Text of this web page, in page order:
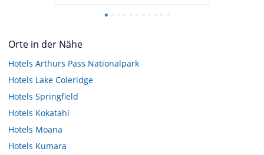
Orte in der Nähe
Hotels Arthurs Pass Nationalpark
Hotels Lake Coleridge
Hotels Springfield
Hotels Kokatahi
Hotels Moana
Hotels Kumara